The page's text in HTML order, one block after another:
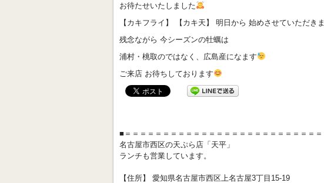
お待たせいたしました
【カキフライ】 【カキ天】 明日から 始めさせていただき
残念ながら 今シーズンの牡蠣は
浦村・桃取のではなく、広島産になます
ご来店 お待ちしております
■＝＝＝＝＝＝＝＝＝＝＝＝＝＝＝＝＝＝＝＝＝＝＝＝＝
名古屋市西区の天ぷら店「天平」
ランチも営業しています。
【住所】 愛知県名古屋市西区上名古屋3丁目15-19